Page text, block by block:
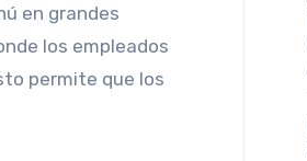
en grandes
los empleados
permite que los